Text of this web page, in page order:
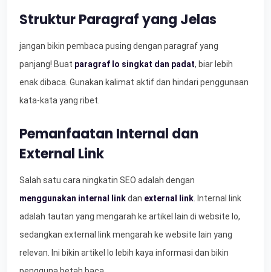
Struktur Paragraf yang Jelas
jangan bikin pembaca pusing dengan paragraf yang
panjang! Buat paragraf lo singkat dan padat, biar lebih
enak dibaca. Gunakan kalimat aktif dan hindari penggunaan
kata-kata yang ribet.
Pemanfaatan Internal dan
External Link
Salah satu cara ningkatin SEO adalah dengan
menggunakan internal linkdan external link . Internal link
adalah tautan yang mengarah ke artikel lain di website lo,
sedangkan external link mengarah ke website lain yang
relevan. Ini bikin artikel lo lebih kaya informasi dan bikin